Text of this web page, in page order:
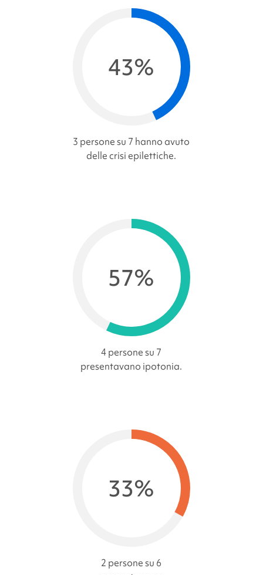
43%
3 persone su 7 hanno avuto
delle crisi epilettiche.
57%
4 persone su 7
presentavano ipotonia.
33%
2 persone su 6